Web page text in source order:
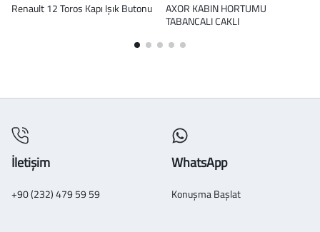
Renault 12 Toros Kapı Işık Butonu
AXOR KABIN HORTUMU
TABANCALI CAKLI
İletişim
+90 (232) 479 59 59
WhatsApp
Konuşma Başlat